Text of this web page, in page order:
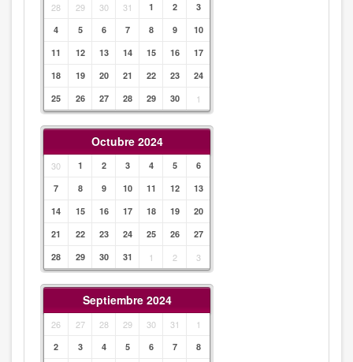
28 29 30 31 1 2
3
4
5 6 7 8 9
10
11
12 13 14 15 16
17
18
19 20 21 22 23
24
25
26 27 28 29 30 1
Octubre 2024
30 1 2 3 4 5
6
7
8 9 10 11 12
13
14
15 16 17 18 19
20
21
22 23 24 25 26
27
28
29 30 31 1 2 3
Septiembre 2024
26 27 28 29 30 31 1
2 3 4 5 6 7
8